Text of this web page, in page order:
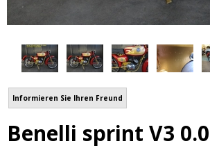
Informieren Sie Ihren Freund
Benelli sprint V3 0.0